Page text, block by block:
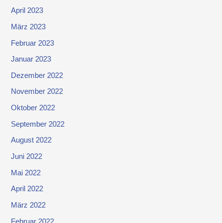
April 2023
März 2023
Februar 2023
Januar 2023
Dezember 2022
November 2022
Oktober 2022
September 2022
August 2022
Juni 2022
Mai 2022
April 2022
März 2022
Februar 2022